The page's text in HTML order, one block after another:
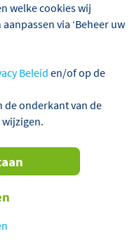
welke cookies wij
via ‘Beheer uw
Beleiden/of op de
de onderkant van de